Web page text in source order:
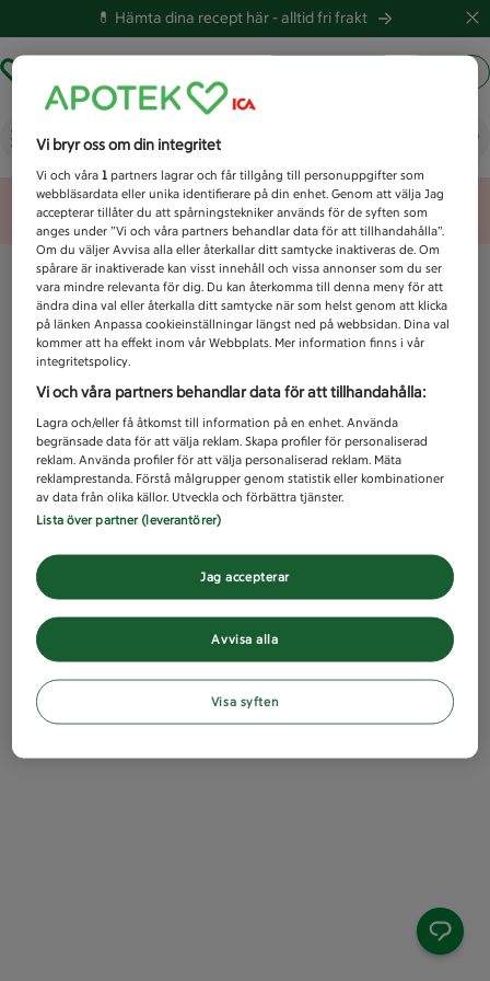
💊 Hämta dina recept här -alltid fri frakt
Vad letar du efter idag?
Unknown error
Vi bryr oss om din integritet
Vi och våra1 partners lagrar och får tillgång till personuppgifter som
webbläsardata eller unika identifierare på din enhet. Genom att välja Jag
accepterar tillåter du att spårningstekniker används för de syften som
anges under ”Vi och våra partners behandlar data för att tillhandahålla”.
Om du väljer Avvisa alla eller återkallar ditt samtycke inaktiveras de. Om
spårare är inaktiverade kan visst innehåll och vissa annonser som du ser
vara mindre relevanta för dig. Du kan återkomma till denna meny för att
ändra dina val eller återkalla ditt samtycke när som helst genom att klicka
på länken Anpassa cookieinställningar längst ned på webbsidan. Dina val
kommer att ha effekt inom vår Webbplats. Mer information finns i vår
integritetspolicy.
Vi och våra partners behandlar data för att tillhandahålla:
Lagra och/eller få åtkomst till information på en enhet. Använda
begränsade data för att välja reklam. Skapa profiler för personaliserad
reklam. Använda profiler för att välja personaliserad reklam. Mäta
reklamprestanda. Förstå målgrupper genom statistik eller kombinationer
av data från olika källor. Utveckla och förbättra tjänster.
Lista över partner (leverantörer)
Avvisa alla
Jag accepterar
Visa syften